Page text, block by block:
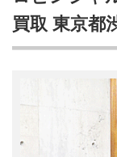
買取 東京都